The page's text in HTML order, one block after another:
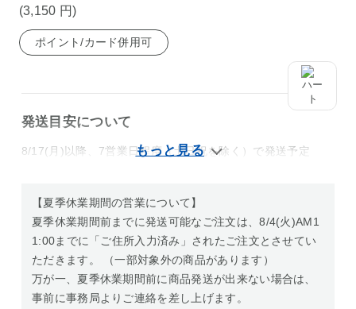
(3,150 円)
ポイント/カード併用可
発送目安について
8/17(月)以降、7営業日程度（土日祝を除く）で発送予定
【夏季休業期間の営業について】
夏季休業期間前までに発送可能なご注文は、8/4(火)AM1
1:00までに「ご住所入力済み」されたご注文とさせてい
ただきます。 （一部対象外の商品があります）
万が一、夏季休業期間前に商品発送が出来ない場合は、
事前に事務局よりご連絡を差し上げます。